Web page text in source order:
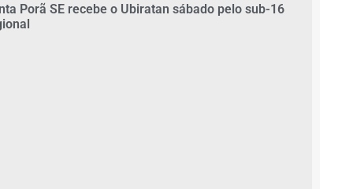
Porã SE recebe o Ubiratan sábado pelo sub-16